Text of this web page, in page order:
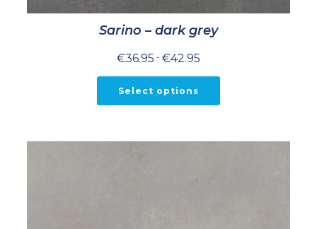
Sarino – dark grey
€36.95 - €42.95
tot
Select options